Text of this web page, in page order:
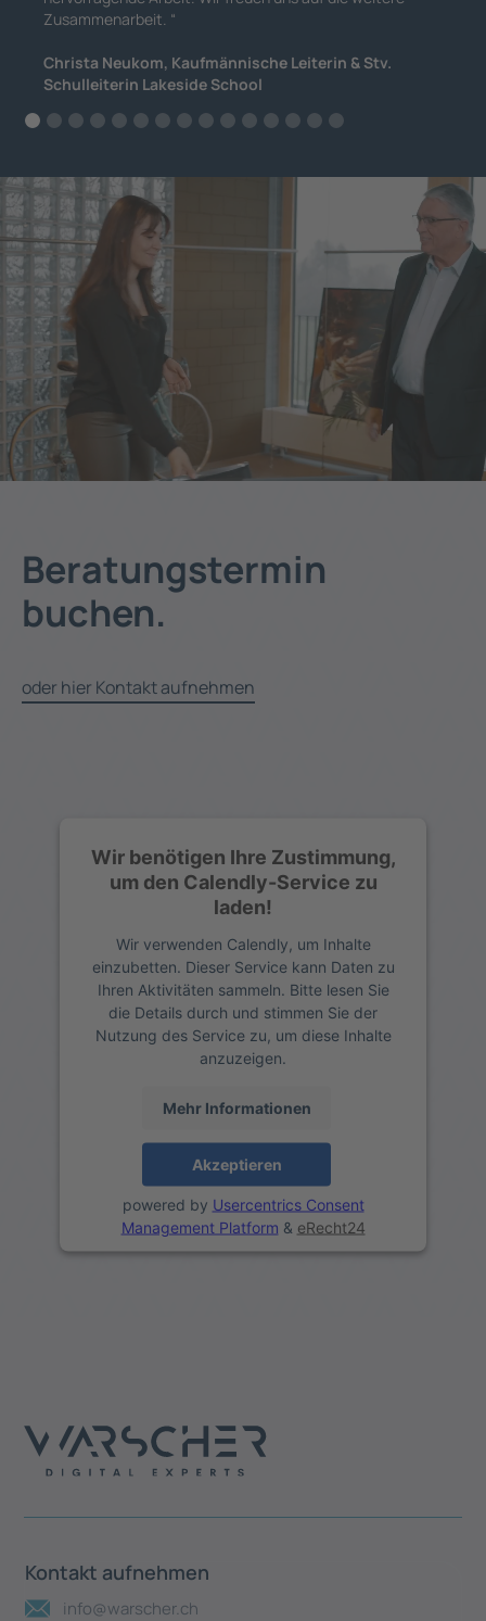
Zusammenarbeit. “
Christa Neukom, Kaufmännische Leiterin & Stv.
Schulleiterin Lakeside School
Beratungstermin
buchen.
oder hier Kontakt aufnehmen
Wir benötigen Ihre Zustimmung,
um den Calendly-Service zu
laden!
Wir verwenden Calendly, um Inhalte
einzubetten. Dieser Service kann Daten zu
Ihren Aktivitäten sammeln. Bitte lesen Sie
die Details durch und stimmen Sie der
Nutzung des Service zu, um diese Inhalte
anzuzeigen.
Mehr Informationen
Akzeptieren
powered by Usercentrics Consent
Management Platform & eRecht24
Kontakt aufnehmen
info@warscher.ch